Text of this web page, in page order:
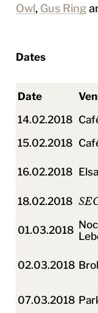
Owl, Gus Ring
Dates
Date
14.02.2018
15.02.2018
16.02.2018
18.02.2018
01.03.2018
02.03.2018
07.03.2018